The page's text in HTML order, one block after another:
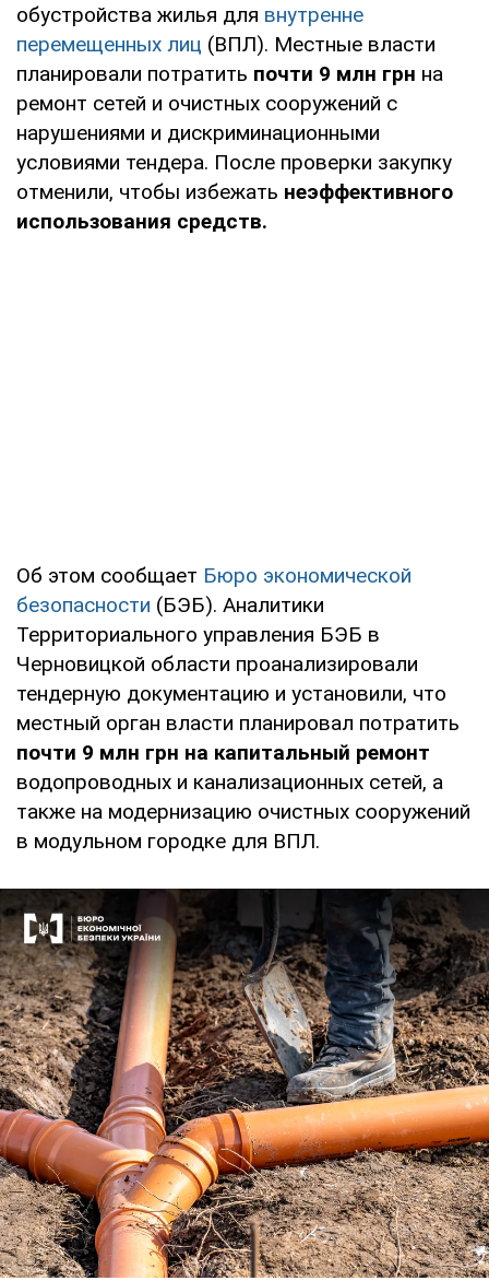
обустройства жилья для внутренне
перемещенных лиц (ВПЛ). Местные власти
планировали потратить почти 9 млн грн на
ремонт сетей и очистных сооружений с
нарушениями и дискриминационными
условиями тендера. После проверки закупку
отменили, чтобы избежать неэффективного
использования средств.
Об этом сообщает Бюро экономической
безопасности (БЭБ). Аналитики
Территориального управления БЭБ в
Черновицкой области проанализировали
тендерную документацию и установили, что
местный орган власти планировал потратить
почти 9 млн грн на капитальный ремонт
водопроводных и канализационных сетей, а
также на модернизацию очистных сооружений
в модульном городке для ВПЛ.